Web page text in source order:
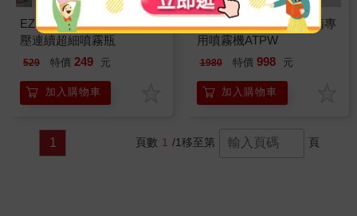
EZmakeit－HPW 手動增
壓連續超細噴霧瓶
529 特價 249 元
加入購物車
HANLIN－自動感應酒精專
用噴霧機ATPW
1980 特價 998 元
加入購物車
1 頁數 1 /1移至第 頁